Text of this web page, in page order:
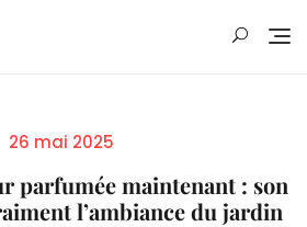
Posted
26 mai 2025
parfumée maintenant : son
l’ambiance du jardin